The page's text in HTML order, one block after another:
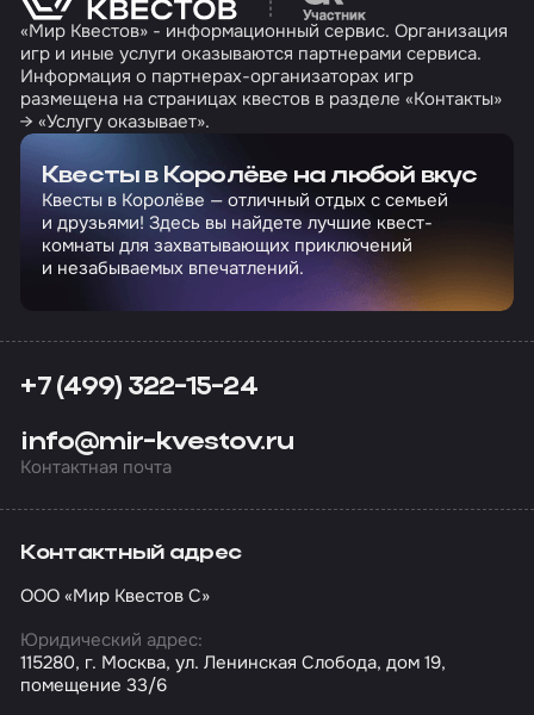
«Мир Квестов» - информационный сервис. Организация
игр и иные услуги оказываются партнерами сервиса.
Информация о партнерах-организаторах игр
размещена на страницах квестов в разделе «Контакты»
→ «Услугу оказывает».
Квесты в Королёве на любой вкус
Квесты в Королёве — отличный отдых с семьей
и друзьями! Здесь вы найдете лучшие квест-
комнаты для захватывающих приключений
и незабываемых впечатлений.
+7 (499) 322-15-24
info@mir-kvestov.ru
Контактная почта
Контактный адрес
ООО «Мир Квестов С»
Юридический адрес:
115280, г. Москва, ул. Ленинская Слобода, дом 19,
помещение 33/6